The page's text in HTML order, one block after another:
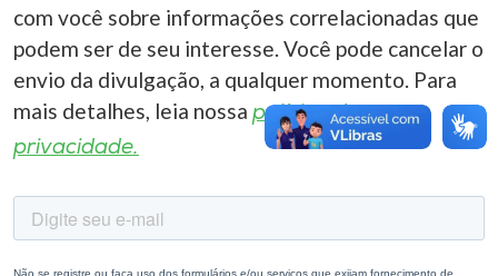
A+
com você sobre informações correlacionadas que
podem ser de seu interesse. Você pode cancelar o
envio da divulgação, a qualquer momento. Para
mais detalhes, leia nossa política de
privacidade.